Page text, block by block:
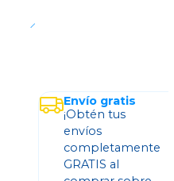
Envío gratis
¡Obtén tus
envíos
completamente
GRATIS al